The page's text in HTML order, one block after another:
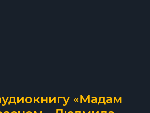
«Мадам